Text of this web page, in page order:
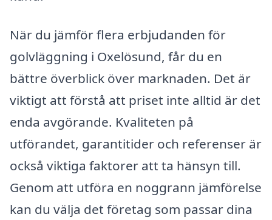
När du jämför flera erbjudanden för
golvläggning i Oxelösund, får du en
bättre överblick över marknaden. Det är
viktigt att förstå att priset inte alltid är det
enda avgörande. Kvaliteten på
utförandet, garantitider och referenser är
också viktiga faktorer att ta hänsyn till.
Genom att utföra en noggrann jämförelse
kan du välja det företag som passar dina